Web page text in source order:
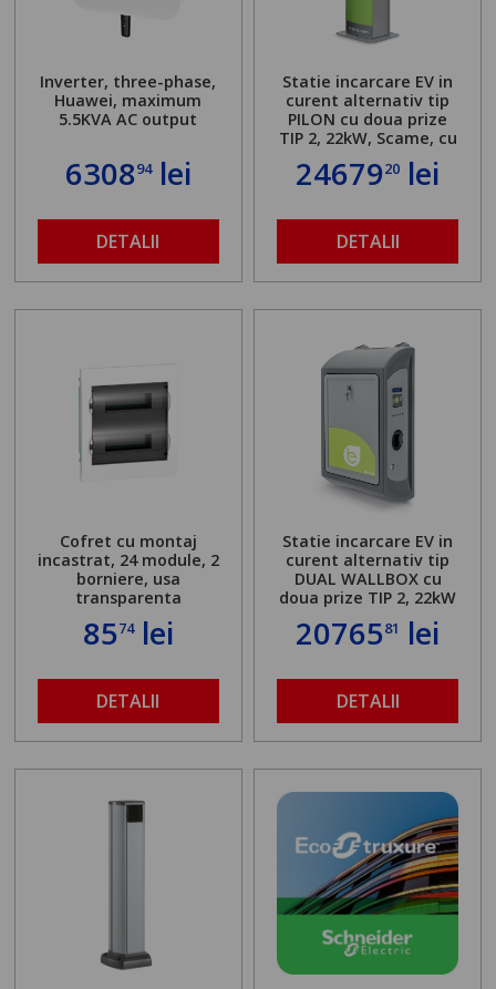
Inverter, three-phase,
Huawei, maximum
5.5KVA AC output
630894lei
DETALII
Statie incarcare EV in
curent alternativ tip
PILON cu doua prize
TIP 2, 22kW, Scame, cu
server local
2467920 lei
DETALII
Cofret cu montaj
incastrat, 24 module, 2
borniere, usa
transparenta
8574lei
DETALII
Statie incarcare EV in
curent alternativ tip
DUAL WALLBOX cu
doua prize TIP 2, 22kW
2076581 lei
DETALII